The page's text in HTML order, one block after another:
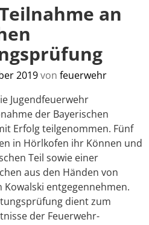
an
2019von feuerwehr
Jugendfeuerwehr
der Bayerischen
Erfolg teilgenommen. Fünf
in Hörlkofen ihr Können und
Teil sowie einer
aus den Händen von
entgegennehmen.
dient zum
der Feuerwehr-